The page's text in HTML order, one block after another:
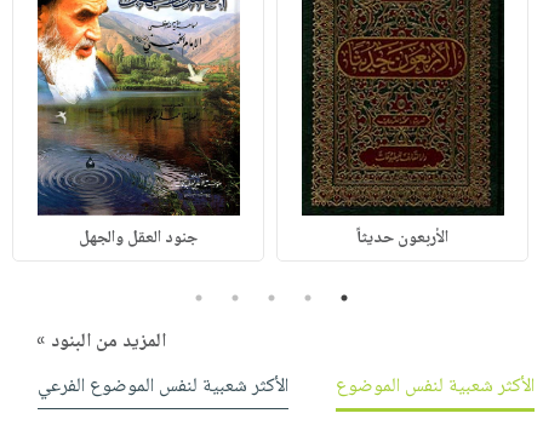
الأربعون حديثاً جنود العقل والجهل
1
2
3
4
5
المزيد من البنود »
الأكثر شعبية لنفس الموضوع
الأكثر شعبية لنفس الموضوع الفرعي